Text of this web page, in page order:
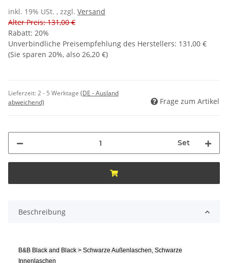
inkl. 19% USt. , zzgl. Versand
Alter Preis: 131,00 €
Rabatt: 20%
Unverbindliche Preisempfehlung des Herstellers: 131,00 €
(Sie sparen 20%, also 26,20 €)
Lieferzeit:2 - 5 Werktage (DE - Ausland
abweichend)
Frage zum Artikel
Set
Beschreibung
B&B Black and Black > Schwarze Außenlaschen, Schwarze
Innenlaschen